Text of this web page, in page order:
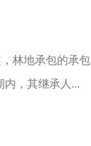
林地承包的承包
内，其继承人...